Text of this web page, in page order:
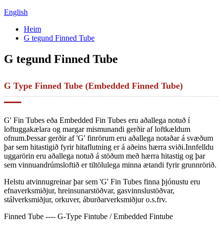
English
Heim
G tegund Finned Tube
G tegund Finned Tube
G Type Finned Tube (Embedded Finned Tube)
G' Fin Tubes eða Embedded Fin Tubes eru aðallega notuð í
loftuggakælara og margar mismunandi gerðir af loftkældum
ofnum.Þessar gerðir af 'G' finrörum eru aðallega notaðar á svæðum
þar sem hitastigið fyrir hitaflutning er á aðeins hærra sviði.Innfelldu
uggarörin eru aðallega notuð á stöðum með hærra hitastig og þar
sem vinnuandrúmsloftið er tiltölulega minna ætandi fyrir grunnrörið.
Helstu atvinnugreinar þar sem 'G' Fin Tubes finna þjónustu eru
efnaverksmiðjur, hreinsunarstöðvar, gasvinnslustöðvar,
stálverksmiðjur, orkuver, áburðarverksmiðjur o.s.frv.
Finned Tube ---- G-Type Fintube / Embedded Fintube